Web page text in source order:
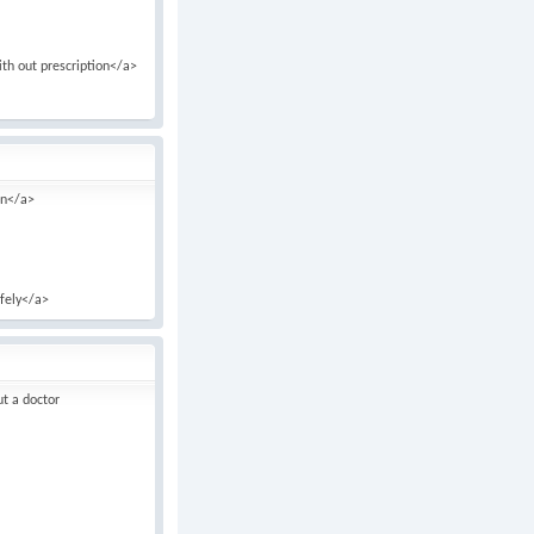
out prescription</a>
a>
a>
a doctor